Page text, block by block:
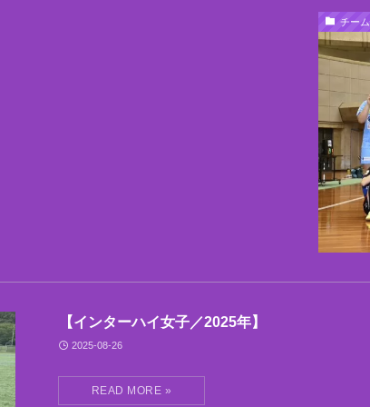
チー
【インターハイ女子／2025年】
2025-08-26